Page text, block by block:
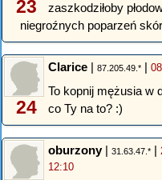
23
zaszkodziłoby
niegroźnych poparzeń
24
Clarice | 87.205.49.* |
To kopnij mężusia w
co Ty na to? :)
oburzony| 31.63.47.* |
12:10